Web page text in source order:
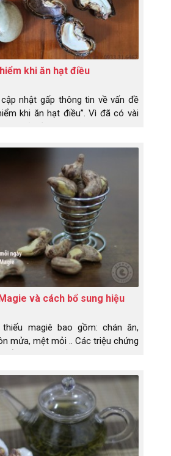
khi ăn hạt điều
nhật gấp thông tin về vấn đề
khi ăn hạt điều”. Vì đã có vài
Do đâu và hạt điều gì mà nguy
hoang mang quá?
và cách bổ sung hiệu
magiê bao gồm: chán ăn,
mửa, mệt mỏi .. Các triệu chứng
co thắt Nghiên cứu đã liên kết sự
một loạt các tình trạng sức
Alzheimer, tiểu đường loại 2,
chứng đau nửa đầu.